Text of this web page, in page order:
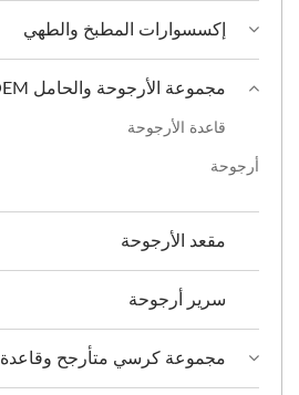
إكسسوارات المطبخ والطهي
مجموعة الأرجوحة والحامل ODM/OEM
قاعدة الأرجوحة
أرجوحة
مقعد الأرجوحة
سرير أرجوحة
مجموعة كرسي متأرجح وقاعدة